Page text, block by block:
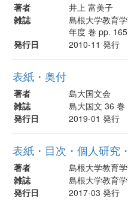
著者
井上 富美子
雑誌
島根大学教育
年度 巻 pp.
発行日
2010-11 発行
表紙・奥付
著者
島大国文会
雑誌
島大国文 36 巻
発行日
2019-01 発行
表紙・目次・個人研究
著者
島根大学教育
雑誌
島根大学教育
発行日
2017-03 発行